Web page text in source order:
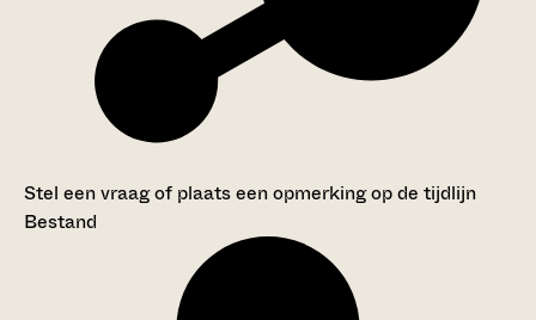
Stel een vraag of plaats een opmerking op de tijdlijn
Bestand